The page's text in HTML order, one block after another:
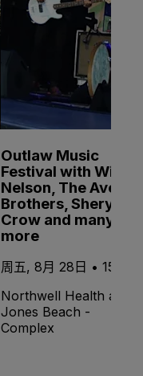
Outlaw Music
Festival with Willie
Nelson, The Avett
Brothers, Sheryl
Crow and many
more
周五, 8月 28日 • 15:20
Northwell Health at
Jones Beach -
Complex